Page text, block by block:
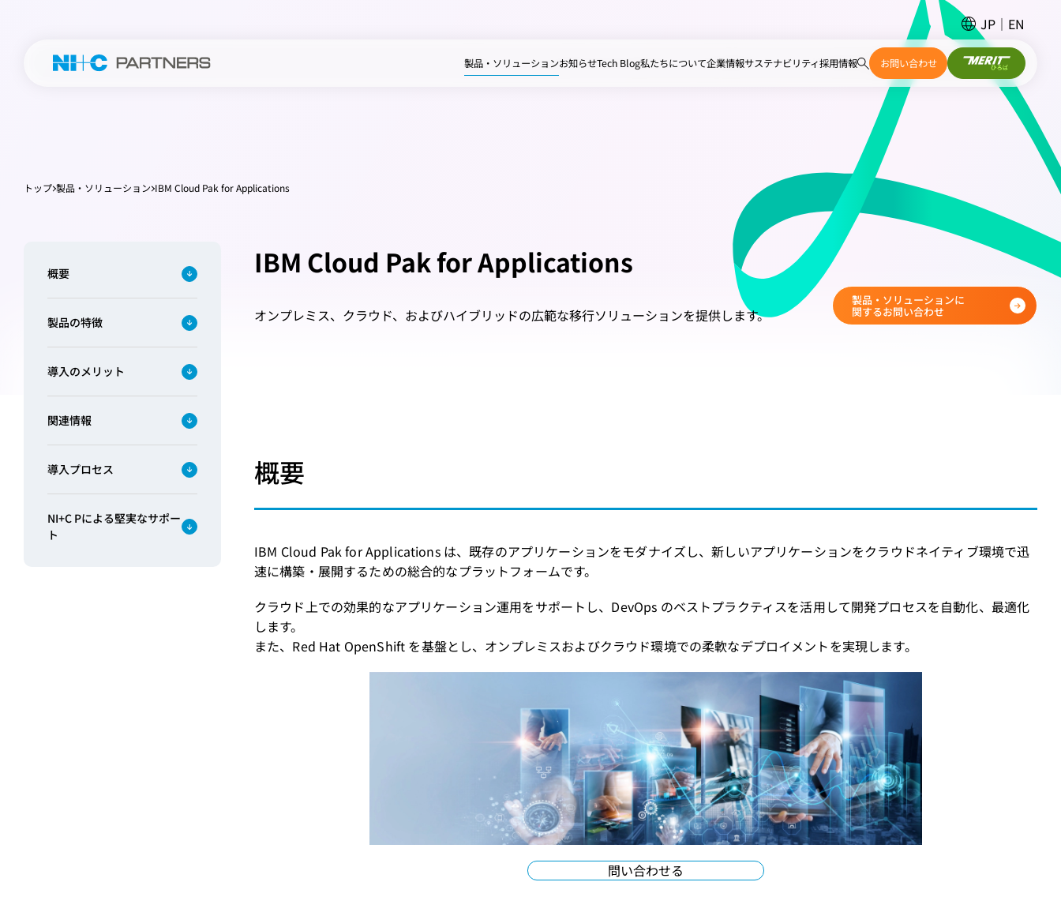
製品・ソリューションお知らせTech Blog私たちについて企業情報サステナビリティ採用情報 お問い合わせ
JP EN
トップ 製品・ソリューション IBM Cloud Pak for Applications
IBM Cloud Pak for Applications
オンプレミス、クラウド、およびハイブリッドの広範な移行ソリューションを提供します。
製品・ソリューションに
関するお問い合わせ
概要
製品の特徴
導入のメリット
関連情報
導入プロセス
NI+C Pによる堅実なサポー
ト
概要
IBM Cloud Pak for Applications は、既存のアプリケーションをモダナイズし、新しいアプリケーションをクラウドネイティブ環境で迅
速に構築・展開するための総合的なプラットフォームです。
クラウド上での効果的なアプリケーション運用をサポートし、DevOps のベストプラクティスを活用して開発プロセスを自動化、最適化
します。
また、Red Hat OpenShift を基盤とし、オンプレミスおよびクラウド環境での柔軟なデプロイメントを実現します。
問い合わせる